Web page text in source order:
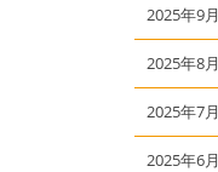
2025年9月
2025年8月
2025年7月
2025年6月